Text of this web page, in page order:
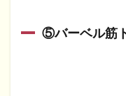
⑤バーベル筋